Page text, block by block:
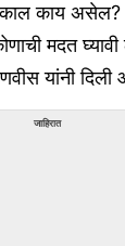
काय असेल?
मदत
यांनी
जाहिरात